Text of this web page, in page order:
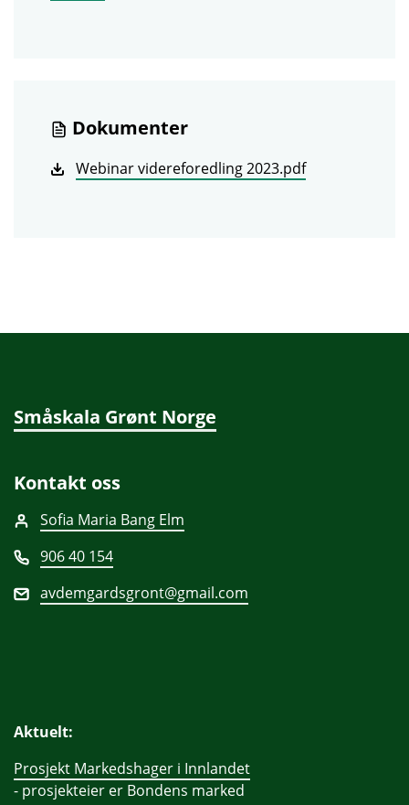
Dokumenter
Webinar videreforedling 2023.pdf
Småskala Grønt Norge
Kontakt oss
Sofia Maria Bang Elm
906 40 154
avdemgardsgront@gmail.com
Aktuelt:
Prosjekt Markedshager i Innlandet
- prosjekteier er Bondens marked